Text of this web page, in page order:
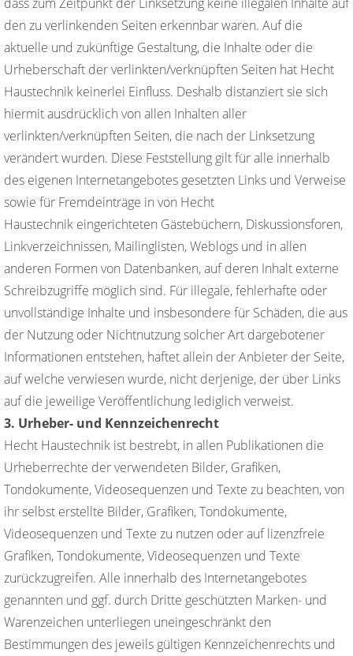
den zu verlinkenden Seiten erkennbar waren. Auf die
aktuelle und zukünftige Gestaltung, die Inhalte oder die
Urheberschaft der verlinkten/verknüpften Seiten hat Hecht
Haustechnik keinerlei Einfluss. Deshalb distanziert sie sich
hiermit ausdrücklich von allen Inhalten aller
verlinkten/verknüpften Seiten, die nach der Linksetzung
verändert wurden. Diese Feststellung gilt für alle innerhalb
des eigenen Internetangebotes gesetzten Links und Verweise
sowie für Fremdeinträge in von Hecht
Haustechnik eingerichteten Gästebüchern, Diskussionsforen,
Linkverzeichnissen, Mailinglisten, Weblogs und in allen
anderen Formen von Datenbanken, auf deren Inhalt externe
Schreibzugriffe möglich sind. Für illegale, fehlerhafte oder
unvollständige Inhalte und insbesondere für Schäden, die aus
der Nutzung oder Nichtnutzung solcher Art dargebotener
Informationen entstehen, haftet allein der Anbieter der Seite,
auf welche verwiesen wurde, nicht derjenige, der über Links
auf die jeweilige Veröffentlichung lediglich verweist.
3. Urheber- und Kennzeichenrecht
Hecht Haustechnik ist bestrebt, in allen Publikationen die
Urheberrechte der verwendeten Bilder, Grafiken,
Tondokumente, Videosequenzen und Texte zu beachten, von
ihr selbst erstellte Bilder, Grafiken, Tondokumente,
Videosequenzen und Texte zu nutzen oder auf lizenzfreie
Grafiken, Tondokumente, Videosequenzen und Texte
zurückzugreifen. Alle innerhalb des Internetangebotes
genannten und ggf. durch Dritte geschützten Marken- und
Warenzeichen unterliegen uneingeschränkt den
Bestimmungen des jeweils gültigen Kennzeichenrechts und